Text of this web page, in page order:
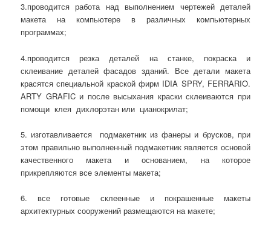
3.проводится работа над выполнением чертежей деталей
макета на компьютере в различных компьютерных
программах;
4.проводится резка деталей на станке, покраска и
склеивание деталей фасадов зданий. Все детали макета
красятся специальной краской фирм IDIA SPRY, FERRARIO.
ARTY GRAFIC и после высыхания краски склеиваются при
помощи клея дихлорэтан или цианокрилат;
5. изготавливается подмакетник из фанеры и брусков, при
этом правильно выполненный подмакетник является основой
качественного макета и основанием, на которое
прикрепляются все элементы макета;
6. все готовые склеенные и покрашенные макеты
архитектурных сооружений размещаются на макете;